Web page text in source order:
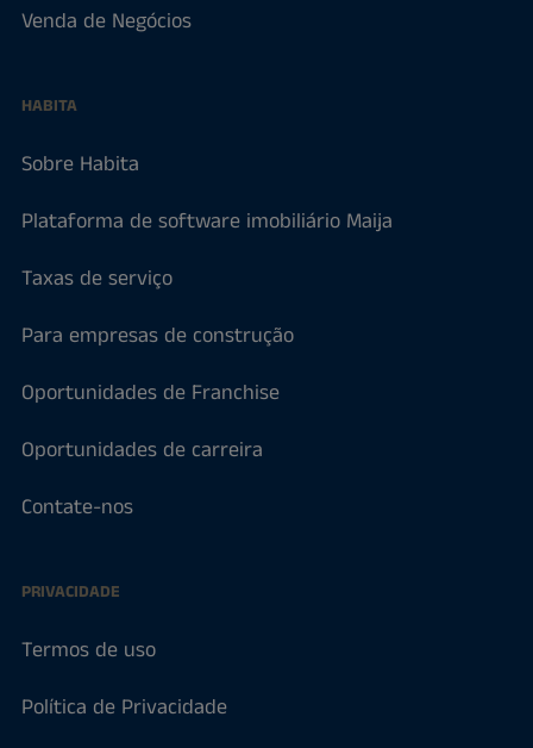
Venda de Negócios
HABITA
Sobre Habita
Plataforma de software imobiliário Maija
Taxas de serviço
Para empresas de construção
Oportunidades de Franchise
Oportunidades de carreira
Contate-nos
PRIVACIDADE
Termos de uso
Política de Privacidade